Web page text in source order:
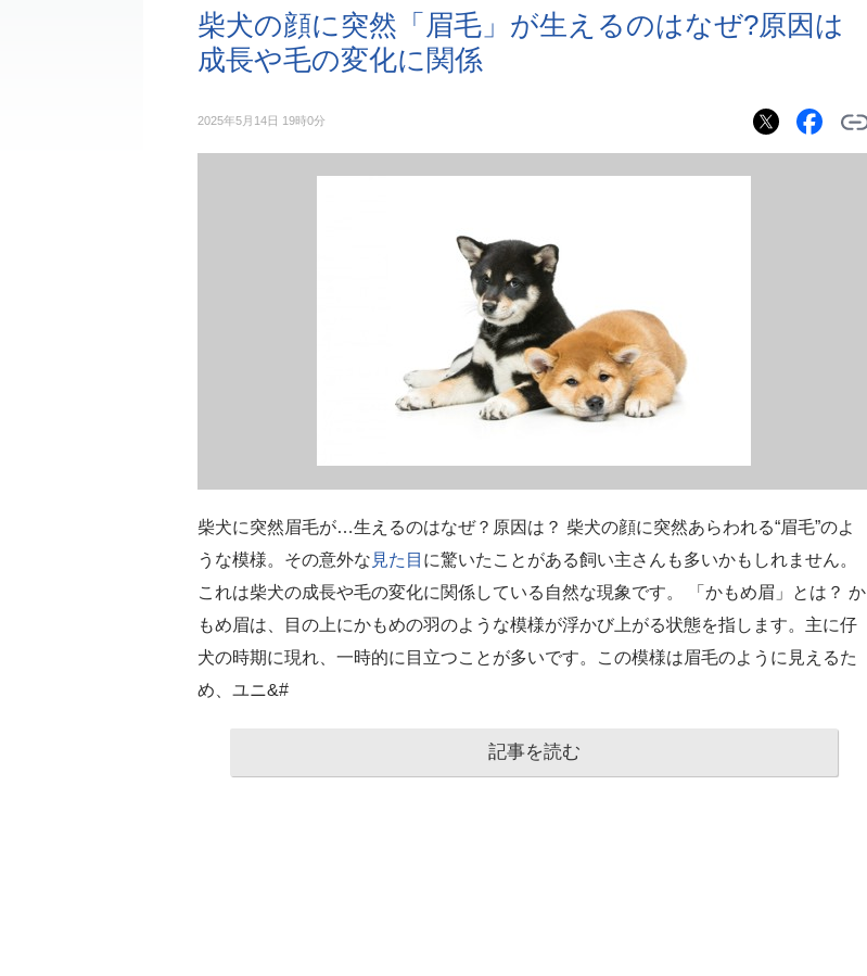
柴犬の顔に突然「眉毛」が生えるのはなぜ?原因は
成長や毛の変化に関係
2025年5月14日 19時0分
柴犬に突然眉毛が…生えるのはなぜ？原因は？ 柴犬の顔に突然あらわれる“眉毛”のよ
うな模様。その意外な 見た目 に驚いたことがある飼い主さんも多いかもしれません。
これは柴犬の成長や毛の変化に関係している自然な現象です。 「かもめ眉」とは？ か
もめ眉は、目の上にかもめの羽のような模様が浮かび上がる状態を指します。主に仔
犬の時期に現れ、一時的に目立つことが多いです。この模様は眉毛のように見えるた
め、ユニ&#
記事を読む